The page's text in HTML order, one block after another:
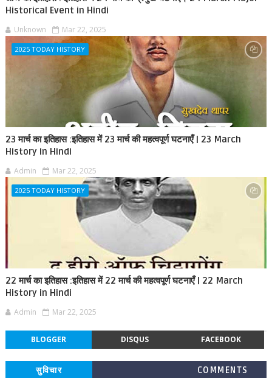
Historical Event in Hindi
Unknown Mar 22, 2025
2025 TODAY HISTORY
23 मार्च का इतिहास :इतिहास में 23 मार्च की महत्वपूर्ण घटनाएँ | 23 March
History in Hindi
Admin Mar 22, 2025
2025 TODAY HISTORY
22 मार्च का इतिहास :इतिहास में 22 मार्च की महत्वपूर्ण घटनाएँ | 22 March
History in Hindi
Admin Mar 22, 2025
BLOGGER DISQUS FACEBOOK
सुविचार COMMENTS